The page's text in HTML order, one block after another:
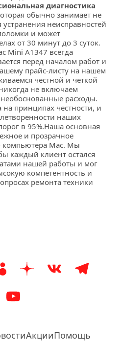
диагностика
обычно занимает не
неисправностей
и может
от 30 минут до 3 суток.
Mini A1347 всегда
перед началом работ и
прайс-листу на нашем
честной и четкой
не включаем
расходы.
принципах честности, и
наших
в 95%.Наша основная
и прозрачное
компьютера Mac. Мы
каждый клиент остался
нашей работы и мог
компетентность и
ремонта техники
АкцииПомощь